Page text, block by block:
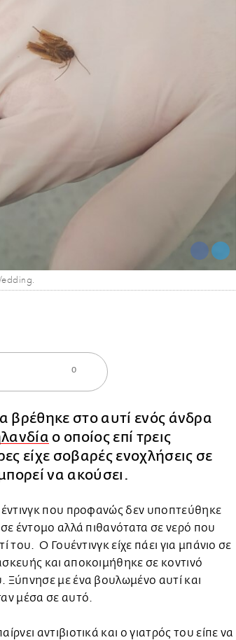
0
βρέθηκε στο αυτί ενός άνδρα
ο οποίος επί τρεις
είχε σοβαρές ενοχλήσεις σε
να ακούσει.
που προφανώς δεν υποπτεύθηκε
σε έντομο αλλά πιθανότατα σε νερό που
του. Ο Γουέντινγκ είχε πάει για μπάνιο σε
και αποκοιμήθηκε σε κοντινό
Ξύπνησε με ένα βουλωμένο αυτί και
μέσα σε αυτό.
αντιβιοτικά και ο γιατρός του είπε να